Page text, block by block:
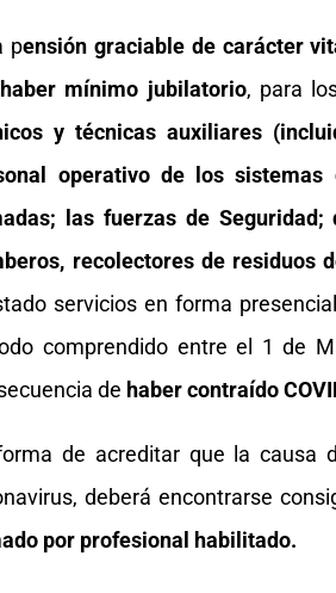
pensión graciable de carácter
mínimo jubilatorio, para
y técnicas auxiliares
operativo de los
las fuerzas de
recolectores de residuos
servicios en forma
comprendido entre el 1 de
de haber contraído
de acreditar que la causa
deberá encontrarse
por profesional habilitado.